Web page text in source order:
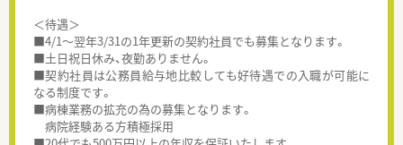
＜待遇＞
■4/1～翌年3/31の1年更新の契約社員でも募集となります。
■土日祝日休み、夜勤ありません。
■契約社員は公務員給与地比較しても好待遇での入職が可能に
なる制度です。
■病棟業務の拡充の為の募集となります。
病院経験ある方積極採用